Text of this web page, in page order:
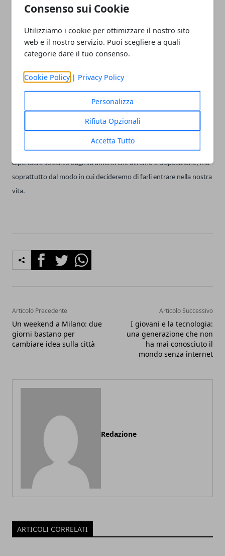
Consenso sui Cookie
Utilizziamo i cookie per ottimizzare il nostro sito
web e il nostro servizio. Puoi scegliere a quali
categorie dare il tuo consenso.
Cookie Policy | Privacy Policy
Personalizza
Rifiuta Opzionali
Accetta Tutto
Sempre più persone silenziano le notifiche, eliminano le app che
non utilizzano, limitano il tempo trascorso sui social o cercano
momenti della giornata in cui restare semplicemente offline.
tecnologiche, ma probabilmente altrettanto importante. Per anni
ci siamo chiesti che cosa la tecnologia potesse fare per noi. Adesso
cominciamo a domandarci anche quando sia il caso di metterla da
Ed è forse questa la fase più interessante. Perché il futuro non
dipenderà soltanto dagli strumenti che avremo a disposizione, ma
soprattutto dal modo in cui decideremo di farli entrare nella nostra
vita.
FacebookTwitterWhatsapp
Articolo Precedente
Un weekend a Milano: due
giorni bastano per
cambiare idea sulla città
Articolo Successivo
I giovani e la tecnologia:
una generazione che non
ha mai conosciuto il
mondo senza internet
Redazione
ARTICOLI CORRELATI